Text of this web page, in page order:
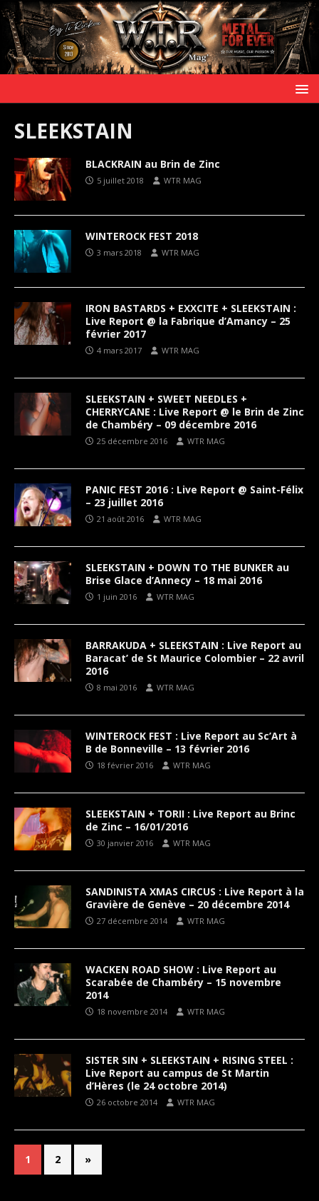
SLEEKSTAIN
BLACKRAIN au Brin de Zinc
5 juillet 2018 WTR MAG
WINTEROCK FEST 2018
3 mars 2018 WTR MAG
IRON BASTARDS + EXXCITE + SLEEKSTAIN :
Live Report @ la Fabrique d’Amancy – 25
février 2017
4 mars 2017 WTR MAG
SLEEKSTAIN + SWEET NEEDLES +
CHERRYCANE : Live Report @ le Brin de Zinc
de Chambéry – 09 décembre 2016
25 décembre 2016 WTR MAG
PANIC FEST 2016 : Live Report @ Saint-Félix
– 23 juillet 2016
21 août 2016 WTR MAG
SLEEKSTAIN + DOWN TO THE BUNKER au
Brise Glace d’Annecy – 18 mai 2016
1 juin 2016 WTR MAG
BARRAKUDA + SLEEKSTAIN : Live Report au
Baracat’ de St Maurice Colombier – 22 avril
2016
8 mai 2016 WTR MAG
WINTEROCK FEST : Live Report au Sc’Art à
B de Bonneville – 13 février 2016
18 février 2016 WTR MAG
SLEEKSTAIN + TORII : Live Report au Brinc
de Zinc – 16/01/2016
30 janvier 2016 WTR MAG
SANDINISTA XMAS CIRCUS : Live Report à la
Gravière de Genève – 20 décembre 2014
27 décembre 2014 WTR MAG
WACKEN ROAD SHOW : Live Report au
Scarabée de Chambéry – 15 novembre
2014
18 novembre 2014 WTR MAG
SISTER SIN + SLEEKSTAIN + RISING STEEL :
Live Report au campus de St Martin
d’Hères (le 24 octobre 2014)
26 octobre 2014 WTR MAG
1 2 »